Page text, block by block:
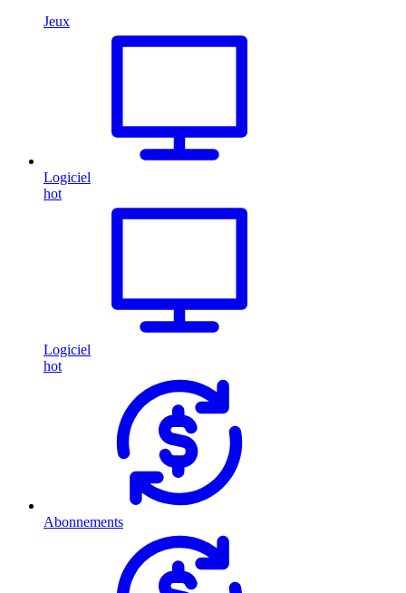
Jeux
Logiciel
hot
Logiciel
hot
Abonnements